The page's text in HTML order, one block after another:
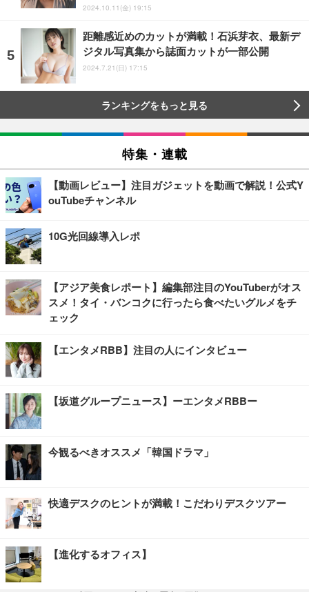
2024.10.11(金) 19:15
距離感近めのカットが満載！石浜芽衣、最新デ
ジタル写真集から誌面カットが一部公開
2024.7.21(日) 17:15
ランキングをもっと見る
特集・連載
【動画レビュー】注目ガジェットを動画で解説！公式Y
ouTubeチャンネル
10G光回線導入レポ
【アジア美食レポート】編集部注目のYouTuberがオス
スメ！タイ・バンコクに行ったら食べたいグルメをチ
ェック
【エンタメRBB】注目の人にインタビュー
【坂道グループニュース】ーエンタメRBBー
今観るべきオススメ「韓国ドラマ」
快適デスクのヒントが満載！こだわりデスクツアー
【進化するオフィス】